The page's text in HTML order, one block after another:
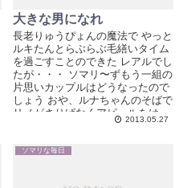
大きな男になれ
長老りゅうぴょんの魔法で やっと
ルキたんとらぶらぶ毛繕いタイム
を過ごすことのできた レアルでし
たが・・・ ソマリ〜ずもう一組の
片思いカップルはどうなったので
しょう おや、ルナちゃんのそばで
リノがさりげなくアピールをは...
2013.05.27
ソマリな毎日